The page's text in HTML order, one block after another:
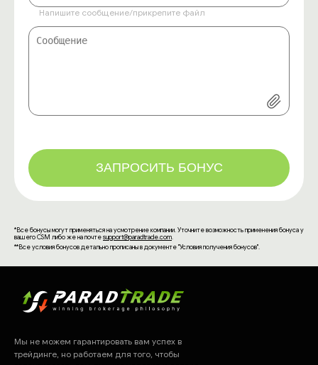
Напишите сообщение/прикрепите файл
ЗАПРОСИТЬ БОНУС
*Все бонусы могут применяться на усмотрение компании. Уточните возможность применения бонуса у
вашего CSM либо же на почтеsupport@paradtrade.com.
**Все условия бонусов детально прописаны в документе "Условия получения бонусов".
Мы не можем гарантировать вам успех в
трейдинге, но работаем для того, чтобы